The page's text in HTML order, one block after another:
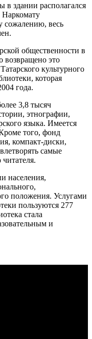
здании располагался
Наркомату
сожалению, весь
общественности в
это
культурного
которая
года.
3,8 тысяч
этнографии,
языка. Имеется
того, фонд
компакт-диски,
самые
населения,
положения. Услугами
пользуются 277
стала
и